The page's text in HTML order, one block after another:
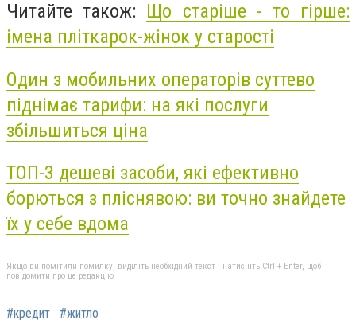
Читайте також: Що старіше - то гірше:
імена пліткарок-жінок у старості
Один з мобильних операторів суттево
піднімає тарифи: на які послуги
збільшиться ціна
ТОП-3 дешеві засоби, які ефективно
борються з пліснявою: ви точно знайдете
їх у себе вдома
Якщо ви помітили помилку, виділіть необхідний текст і натисніть Ctrl + Enter, щоб
повідомити про це редакцію
#кредит #житло